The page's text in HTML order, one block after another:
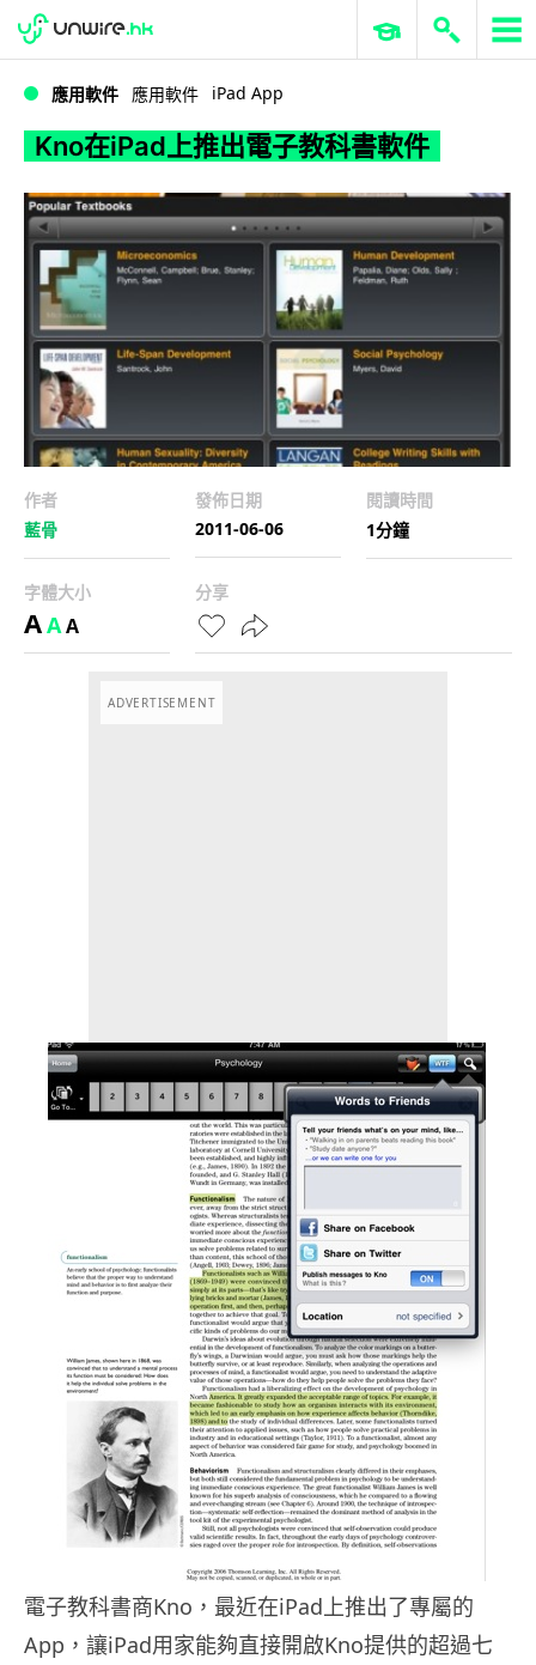
Kno在iPad上推出電子教科書軟件
WWDC 2026 ERP 與商業 AI
應用軟件 應用軟件 iPad App
Kno在iPad上推出電子教科書軟件
作者
藍骨
發佈日期
2011-06-06
閱讀時間
1分鐘
字體大小
AAA
分享
ADVERTISEMENT
電子教科書商Kno，最近在iPad上推出了專屬的
App，讓iPad用家能夠直接開啟Kno提供的超過七